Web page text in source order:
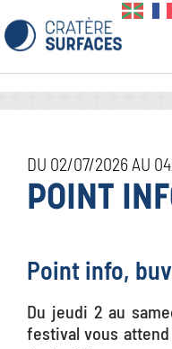
DU 02/07/2026 AU
POINT
Point info,
Du jeudi 2 au
festival vous attend